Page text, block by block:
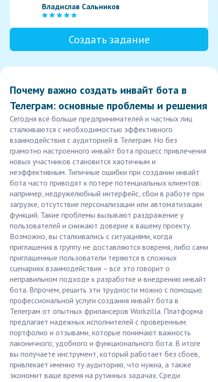
Владислав Сальников
Создать задание
Почему важно создать инвайт бота в
Телеграм: основные проблемы и решения
Сегодня всё больше предпринимателей и частных лиц
сталкиваются с необходимостью эффективного
взаимодействия с аудиторией в Телеграм. Но без
грамотно настроенного инвайт бота процесс привлечения
новых участников становится хаотичным и
неэффективным. Типичные ошибки при создании инвайт
бота часто приводят к потере потенциальных клиентов:
например, недружелюбный интерфейс, сбои в работе при
загрузке, отсутствие персонализации или автоматизации
функций. Такие проблемы вызывают раздражение у
пользователей и снижают доверие к вашему проекту.
Возможно, вы сталкивались с ситуациями, когда
приглашения в группу не доставляются вовремя, либо сами
приглашенные пользователи теряются в сложных
сценариях взаимодействия – всё это говорит о
неправильном подходе к разработке и внедрению инвайт
бота. Впрочем, решить эти трудности можно с помощью
профессиональной услуги создания инвайт бота в
Телеграм от опытных фрилансеров Workzilla. Платформа
предлагает надежных исполнителей с проверенным
портфолио и отзывами, которые понимают важность
лаконичного, удобного и функционального бота. В итоге
вы получаете инструмент, который работает без сбоев,
привлекает именно ту аудиторию, что нужна, а также
экономит ваше время на рутинных задачах. Среди